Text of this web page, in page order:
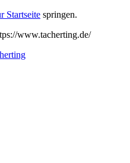
Startseite springen.
www.tacherting.de/